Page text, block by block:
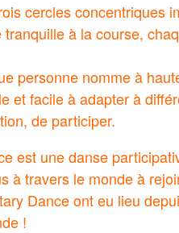
cercles concentriques
à la course,
personne nomme à
et facile à adapter à
de participer.
est une danse
à travers le monde à
Dance ont eu lieu
!